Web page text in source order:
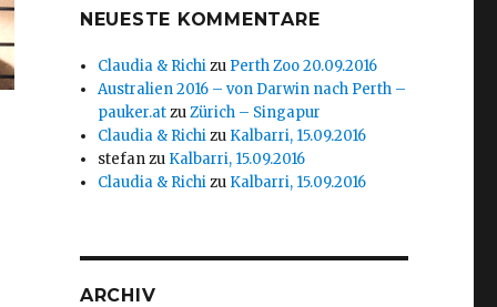
NEUESTE KOMMENTARE
Claudia & Richizu Perth Zoo 20.09.2016
Australien 2016 – von Darwin nach Perth –
pauker.atzuZürich – Singapur
Claudia & Richizu Kalbarri, 15.09.2016
stefanzu Kalbarri, 15.09.2016
Claudia & Richizu Kalbarri, 15.09.2016
ARCHIV